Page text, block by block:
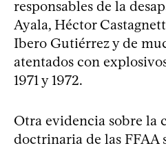
responsables de la
Ayala, Héctor
Ibero Gutiérrez y de
atentados con
1971 y 1972.
Otra evidencia sobre la
doctrinaria de las FFAA